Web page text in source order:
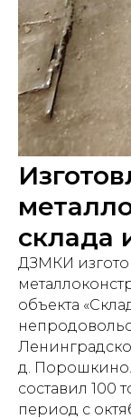
склада
ДЗМКИ
объекта
д.
составил 100
период с